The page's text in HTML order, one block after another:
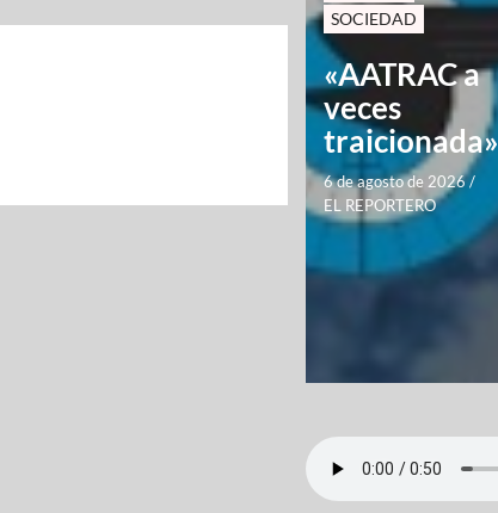
SOCIEDAD
«AATRAC a
veces
traicionada»
6 de agosto de 2026/
EL REPORTERO